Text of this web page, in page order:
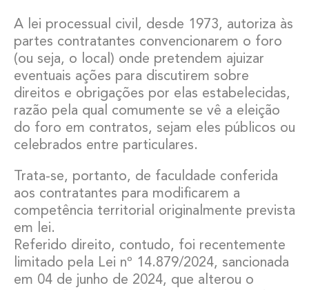
A lei processual civil, desde 1973, autoriza às
partes contratantes convencionarem o foro
(ou seja, o local) onde pretendem ajuizar
eventuais ações para discutirem sobre
direitos e obrigações por elas estabelecidas,
razão pela qual comumente se vê a eleição
do foro em contratos, sejam eles públicos ou
celebrados entre particulares.
Trata-se, portanto, de faculdade conferida
aos contratantes para modificarem a
competência territorial originalmente prevista
em lei.
Referido direito, contudo, foi recentemente
limitado pela Lei nº 14.879/2024, sancionada
em 04 de junho de 2024, que alterou o